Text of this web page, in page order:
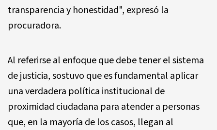
transparencia y honestidad", expresó la
procuradora.
Al referirse al enfoque que debe tener el sistema
de justicia, sostuvo que es fundamental aplicar
una verdadera política institucional de
proximidad ciudadana para atender a personas
que, en la mayoría de los casos, llegan al